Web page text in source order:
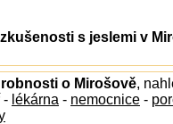
s jeslemi v
o Mirošově,
- lékárna - nemocnice -